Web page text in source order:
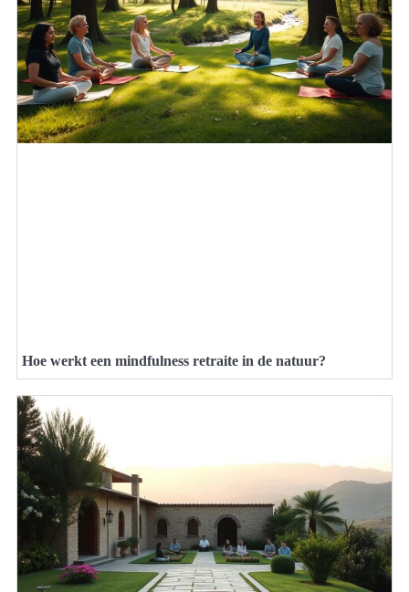
Hoe werkt een mindfulness retraite in de natuur?